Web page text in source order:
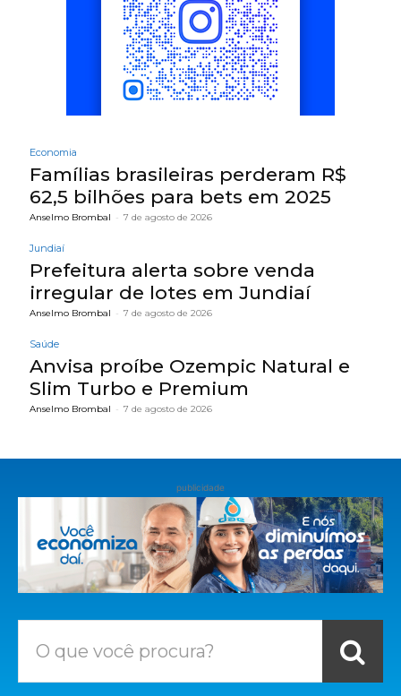
Economia
Famílias brasileiras perderam R$
62,5 bilhões para bets em 2025
Anselmo Brombal - 7 de agosto de 2026
Jundiaí
Prefeitura alerta sobre venda
irregular de lotes em Jundiaí
Anselmo Brombal - 7 de agosto de 2026
Saúde
Anvisa proíbe Ozempic Natural e
Slim Turbo e Premium
Anselmo Brombal - 7 de agosto de 2026
publicidade
O que você procura?